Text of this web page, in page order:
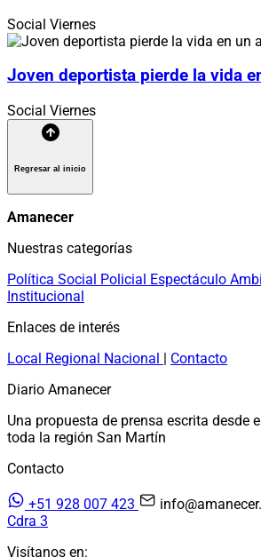
Social Viernes
Joven deportista pierde la vida
Social Viernes
Regresar al inicio
Amanecer
Nuestras categorías
Política Social Policial Espectáculo
Institucional
Enlaces de interés
Local Regional Nacional | Contacto
Diario Amanecer
Una propuesta de prensa escrita desde
toda la región San Martín
Contacto
+51 928 007 423
Cdra 3
Visítanos en: